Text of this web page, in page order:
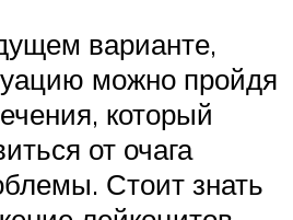
варианте,
можно пройдя
который
от очага
Стоит знать